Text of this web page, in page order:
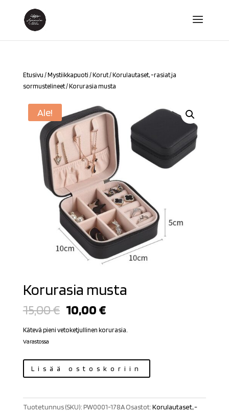
Etusivu /Mystiikkapuoti /Korut/Korulautaset, -rasiat ja
sormustelineet/ Korurasia musta
Ale!
Korurasia musta
15,00€ Alkuperäinen
hinta
oli:
10,00€Nykyinen
on:
Kätevä pieni vetoketjullinen korurasia.
Varastossa
musta
Lisää ostoskoriin
Tuotetunnus (SKU):PW0001-178A Osastot:Korulautaset, -